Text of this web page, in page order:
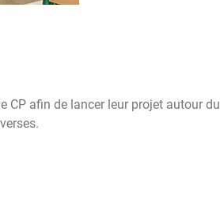
CP afin de lancer leur projet autour du